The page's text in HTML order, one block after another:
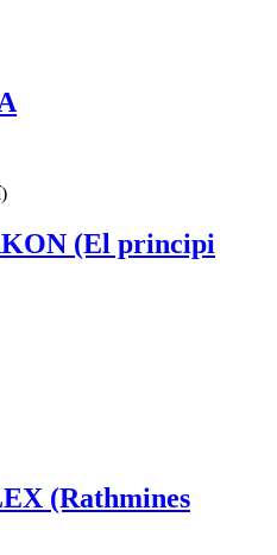
(El principi
(Rathmines